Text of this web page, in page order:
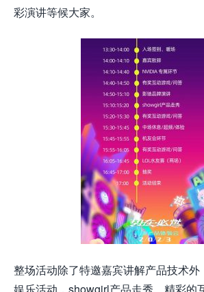
彩演讲等候大家。
整场活动除了特邀嘉宾讲解产品技术外
娱乐活动，showgirl产品走秀、精彩的